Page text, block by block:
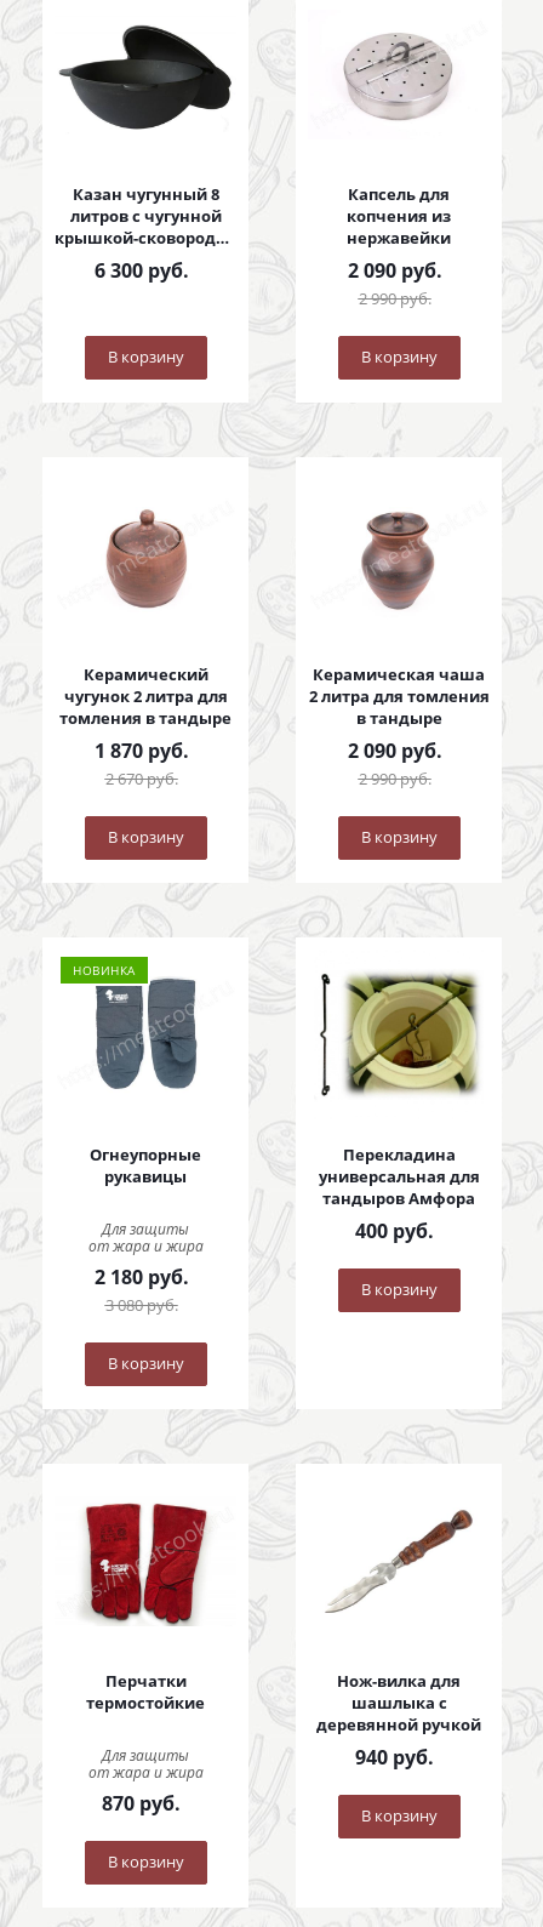
Казан чугунный 8
литров с чугунной
крышкой-сковородой
8 литров
6 300руб.
В корзину
Капсель для
копчения из
нержавейки
2 090руб.
2 990руб.
В корзину
Керамический
чугунок 2 литра для
томления в тандыре
1 870руб.
2 670руб.
В корзину
Керамическая чаша
2 литра для томления
в тандыре
2 090руб.
2 990руб.
В корзину
НОВИНКА
Огнеупорные
рукавицы
Для защиты
от жара и жира
2 180руб.
3 080руб.
В корзину
Перекладина
универсальная для
тандыров Амфора
400 руб.
В корзину
Перчатки
термостойкие
Для защиты
от жара и жира
870 руб.
В корзину
Нож-вилка для
шашлыка с
деревянной ручкой
940 руб.
В корзину